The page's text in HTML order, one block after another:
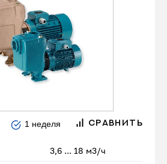
1 неделя СРАВНИТЬ
3,6 ... 18 м3/ч